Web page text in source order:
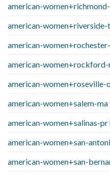
american-
american-women+riverside-
american-
american-women+rockford-
american-women+roseville-
american-women+salem-
american-women+salinas-pr
american-women+san-
american-women+san-